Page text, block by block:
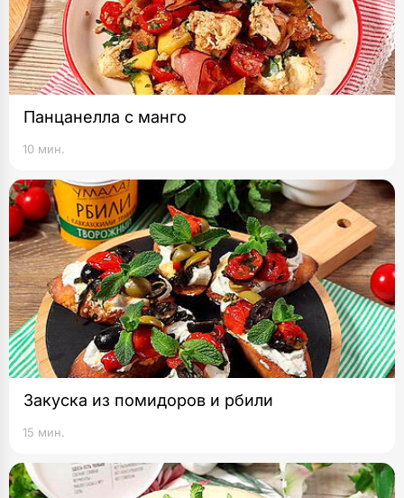
Панцанелла с манго
10 мин.
Закуска из помидоров и рбили
15 мин.